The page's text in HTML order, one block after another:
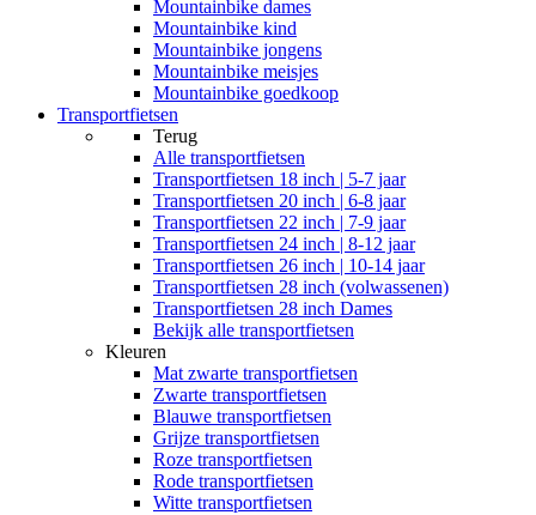
Mountainbike dames
Mountainbike kind
Mountainbike jongens
Mountainbike meisjes
Mountainbike goedkoop
Transportfietsen
Terug
Alle transportfietsen
Transportfietsen 18 inch | 5-7 jaar
Transportfietsen 20 inch | 6-8 jaar
Transportfietsen 22 inch | 7-9 jaar
Transportfietsen 24 inch | 8-12 jaar
Transportfietsen 26 inch | 10-14 jaar
Transportfietsen 28 inch (volwassenen)
Transportfietsen 28 inch Dames
Bekijk alle transportfietsen
Kleuren
Mat zwarte transportfietsen
Zwarte transportfietsen
Blauwe transportfietsen
Grijze transportfietsen
Roze transportfietsen
Rode transportfietsen
Witte transportfietsen